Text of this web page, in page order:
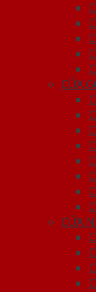
CỬA
CỬA